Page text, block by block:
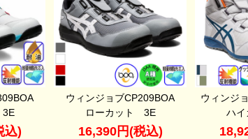
込)
ウィンジョブCP209BOA
ローカット 3E
16,390円(税込)
ウィンジ
ハ